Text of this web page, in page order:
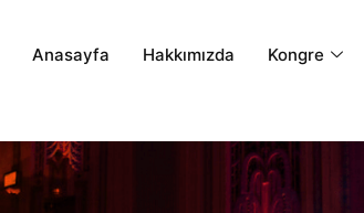
Anasayfa Hakkımızda Kongre